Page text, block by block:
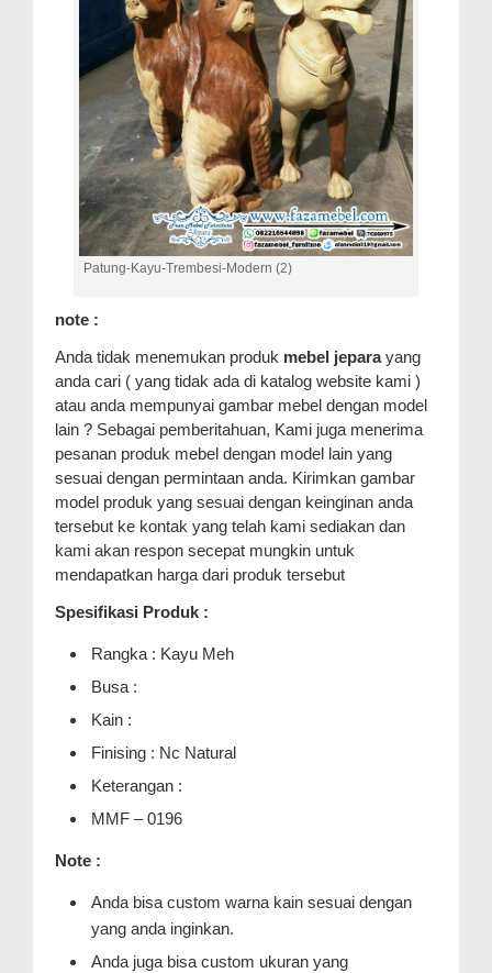
Patung-Kayu-Trembesi-Modern (2)
note :
Anda tidak menemukan produk mebel jeparayang
anda cari ( yang tidak ada di katalog website kami )
atau anda mempunyai gambar mebel dengan model
lain ? Sebagai pemberitahuan, Kami juga menerima
pesanan produk mebel dengan model lain yang
sesuai dengan permintaan anda. Kirimkan gambar
model produk yang sesuai dengan keinginan anda
tersebut ke kontak yang telah kami sediakan dan
kami akan respon secepat mungkin untuk
mendapatkan harga dari produk tersebut
Spesifikasi Produk :
Rangka : Kayu Meh
Busa :
Kain :
Finising : Nc Natural
Keterangan :
MMF – 0196
Note :
Anda bisa custom warna kain sesuai dengan
yang anda inginkan.
Anda juga bisa custom ukuran yang